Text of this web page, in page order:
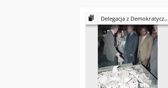
Delegacja z Demokratycznej Republiki Konga